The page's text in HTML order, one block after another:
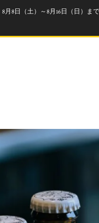
8月8日（土）～8月16日（日）